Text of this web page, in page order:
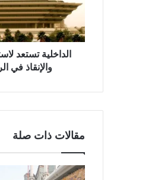
الداخلية تستعد
والإنقاذ في
مقالات ذات صلة